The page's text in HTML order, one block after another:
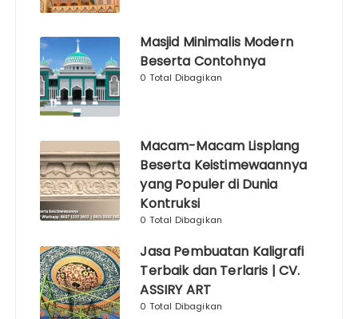
Masjid Minimalis Modern
Beserta Contohnya
0 Total Dibagikan
Macam-Macam Lisplang
Beserta Keistimewaannya
yang Populer di Dunia
Kontruksi
0 Total Dibagikan
Jasa Pembuatan Kaligrafi
Terbaik dan Terlaris | CV.
ASSIRY ART
0 Total Dibagikan